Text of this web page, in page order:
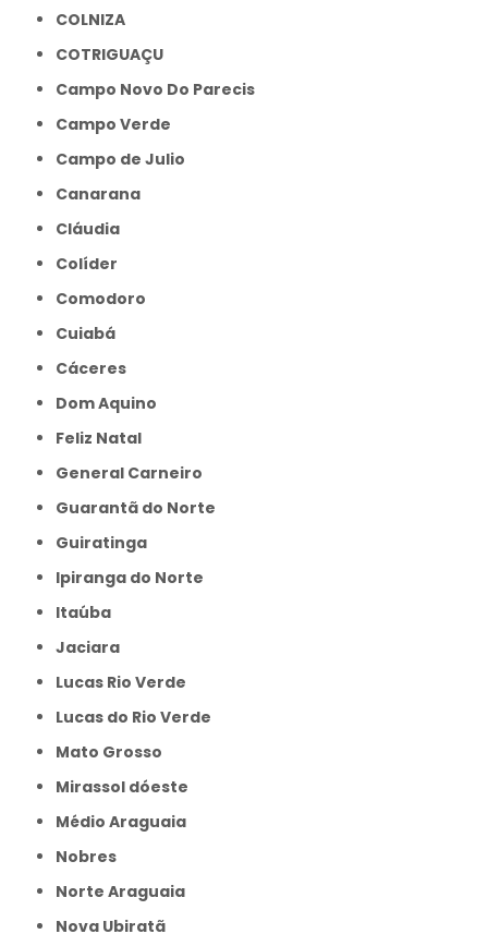
COLNIZA
COTRIGUAÇU
Campo Novo Do Parecis
Campo Verde
Campo de Julio
Canarana
Cláudia
Colíder
Comodoro
Cuiabá
Cáceres
Dom Aquino
Feliz Natal
General Carneiro
Guarantã do Norte
Guiratinga
Ipiranga do Norte
Itaúba
Jaciara
Lucas Rio Verde
Lucas do Rio Verde
Mato Grosso
Mirassol dóeste
Médio Araguaia
Nobres
Norte Araguaia
Nova Ubiratã